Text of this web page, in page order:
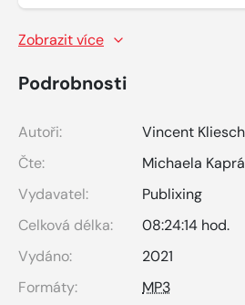
Zobrazit více
Podrobnosti
Autoři: Vincent Kliesch
Čte:
Michaela
Vydavatel:
Publixing
Celková délka:
08:24:14 hod.
Vydáno:
2021
Formáty:
MP3